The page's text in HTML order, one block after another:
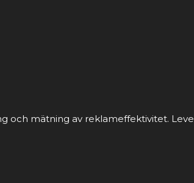
och mätning av reklameffektivitet.